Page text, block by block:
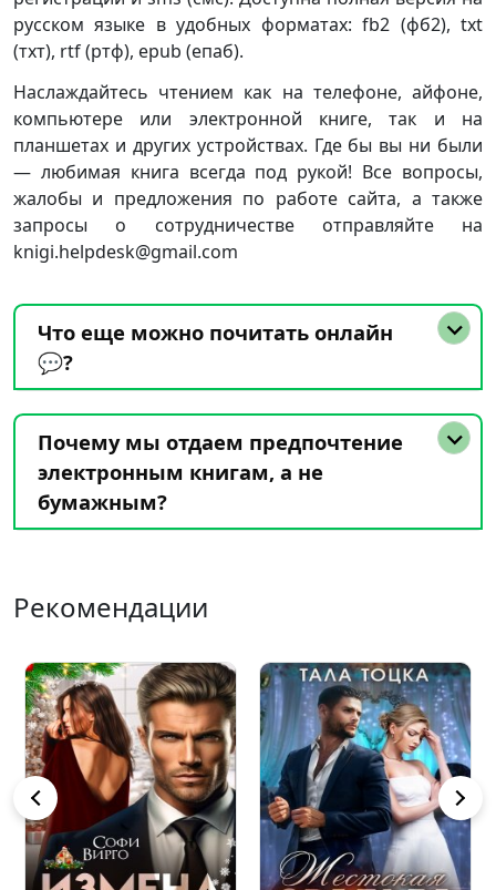
русском языке в удобных форматах: fb2 (фб2), txt
(тхт), rtf (ртф), epub (епаб).
Наслаждайтесь чтением как на телефоне, айфоне,
компьютере или электронной книге, так и на
планшетах и других устройствах. Где бы вы ни были
— любимая книга всегда под рукой! Все вопросы,
жалобы и предложения по работе сайта, а также
запросы о сотрудничестве отправляйте на
knigi.helpdesk@gmail.com
Что еще можно почитать онлайн
💬?
Почему мы отдаем предпочтение
электронным книгам, а не
бумажным?
Рекомендации